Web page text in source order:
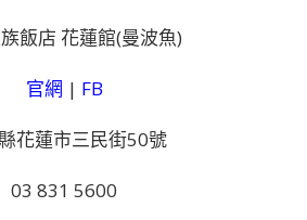
飯店 花蓮館(曼波魚)
官網 | FB
花蓮市三民街50號
03 831 5600